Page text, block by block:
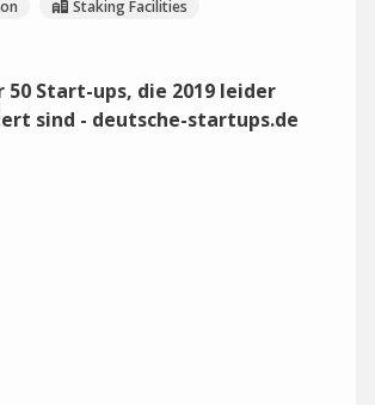
Staking Facilities